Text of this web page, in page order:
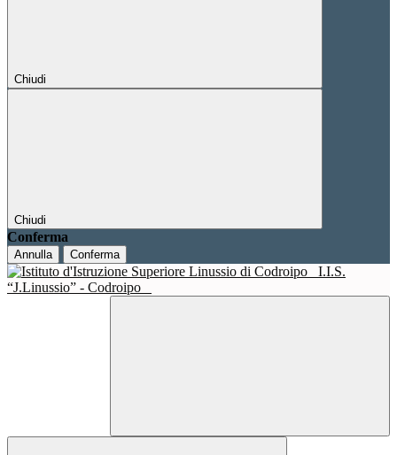
Chiudi
Chiudi
Conferma
Annulla Conferma
I.I.S.
“J.Linussio” - Codroipo